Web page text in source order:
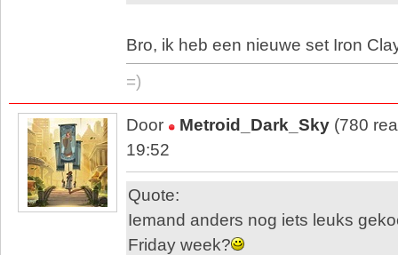
Bro, ik heb een nieuwe set Iron
=)
Door Metroid_Dark_Sky (780
19:52
Quote:
Iemand anders nog iets leuks
Friday week?